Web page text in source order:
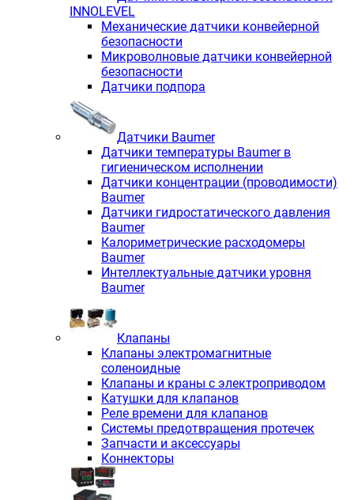
INNOLEVEL
Механические датчики конвейерной
безопасности
Микроволновые датчики конвейерной
безопасности
Датчики подпора
Датчики Baumer
Датчики температуры Baumer в
гигиеническом исполнении
Датчики концентрации (проводимости)
Baumer
Датчики гидростатического давления
Baumer
Калориметрические расходомеры
Baumer
Интеллектуальные датчики уровня
Baumer
Клапаны
Клапаны электромагнитные
соленоидные
Клапаны и краны с электроприводом
Катушки для клапанов
Реле времени для клапанов
Системы предотвращения протечек
Запчасти и аксессуары
Коннекторы